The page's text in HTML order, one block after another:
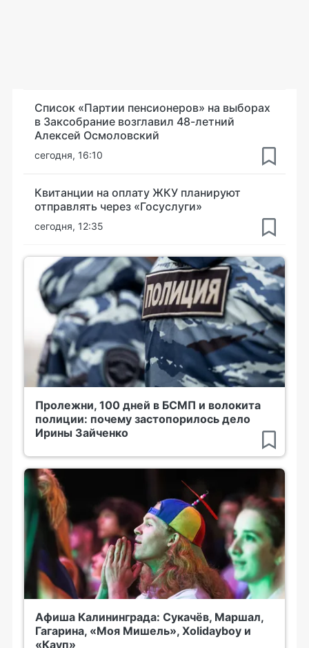
Список «Партии пенсионеров» на выборах
в Заксобрание возглавил 48-летний
Алексей Осмоловский
сегодня, 16:10
Квитанции на оплату ЖКУ планируют
отправлять через «Госуслуги»
сегодня, 12:35
Пролежни, 100 дней в БСМП и волокита
полиции: почему застопорилось дело
Ирины Зайченко
Афиша Калининграда: Сукачёв, Маршал,
Гагарина, «Моя Мишель», Xolidayboy и
«Кауп»